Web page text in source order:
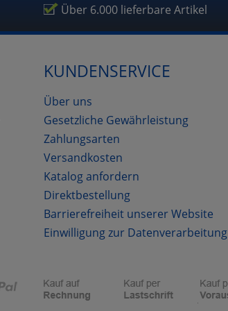
Über 6.000 lieferbare Artikel
KUNDENSERVICE
Über uns
Gesetzliche Gewährleistung
Zahlungsarten
Versandkosten
Katalog anfordern
Direktbestellung
Barrierefreiheit unserer Website
Einwilligung zur Datenverarbeitung